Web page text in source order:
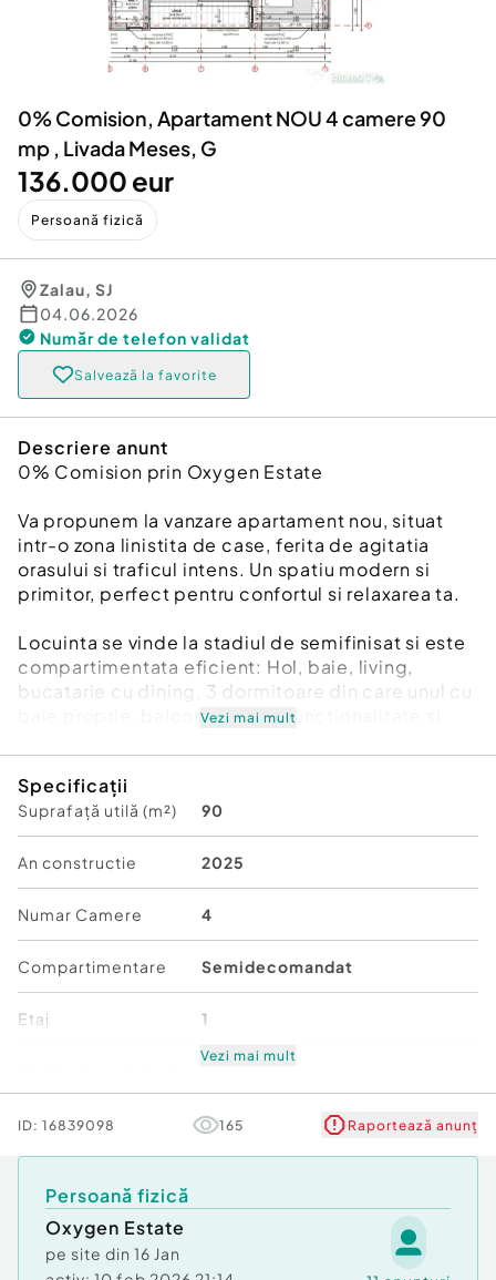
Animale de companie
Afaceri și echipamente profesionale
Inchiriere Bunuri si Vehicule
Utilaje agricole si industriale
Piese auto si accesorii
Dacia Duster
0% Comision, Apartament NOU 4 camere 90
mp , Livada Meses, G
136.000 eur
Persoană fizică
Zalau, SJ
04.06.2026
Număr de telefon validat
Salvează la favorite
Descriere anunt
0% Comision prin Oxygen Estate
Va propunem la vanzare apartament nou, situat
intr-o zona linistita de case, ferita de agitatia
orasului si traficul intens. Un spatiu modern si
primitor, perfect pentru confortul si relaxarea ta.
Locuinta se vinde la stadiul de semifinisat si este
compartimentata eficient: Hol, baie, living,
bucatarie cu dining, 3 dormitoare din care unul cu
baie proprie, balcon, oferind functionalitate si
si parcare privata.
Apartamentul se preda la exterior finisat,
tencuiala minerala de calitate si semifinisat in
interior, cu pereti gletuiti, sapa turnata, instalatiile
termice, electrice si sanitare trase pe pozitii,
incalzirea se face cu centrala termica prin
pardoseala, ferestre termopan. La cerere se pot
preda finisate la cheie!
Pentru mai multe detalii sau pentru a programa o
vizionare, va invitam sa ne contactati.
Tip imobil:
Bloc de apartamente
Număr Băi:2
Nr. locuri parcare:2
Vezi mai mult
Specificații
Suprafață utilă (m²) 90
An constructie 2025
Numar Camere 4
Compartimentare Semidecomandat
Etaj 1
Stare Nouă
Vezi mai mult
ID: 16839098 165 Raportează anunț
Persoană fizică
Oxygen Estate
pe site din 16 Jan